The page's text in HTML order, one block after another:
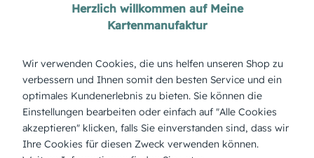
Geburtstag Aquarell
ÜBERBLICK:
Produktbeschreibung
„Die goldene 40“ – Funkelnde Vierzig! Diese Einladung lässt
das Jubiläum stilvoll strahlen.
Herzlich willkommen auf Meine
Kartenmanufaktur
Wir verwenden Cookies, die uns helfen unseren Shop zu
verbessern und Ihnen somit den besten Service und ein
optimales Kundenerlebnis zu bieten. Sie können die
Einstellungen bearbeiten oder einfach auf "Alle Cookies
akzeptieren" klicken, falls Sie einverstanden sind, dass wir
Ihre Cookies für diesen Zweck verwenden können.